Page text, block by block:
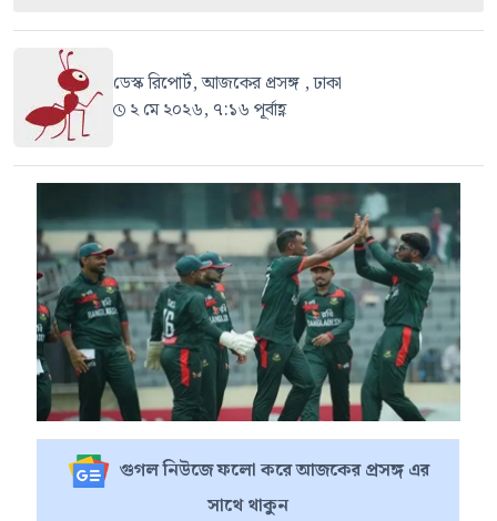
ডেস্ক রিপোর্ট, আজকের প্রসঙ্গ , ঢাকা
২ মে ২০২৬, ৭:১৬ পূর্বাহ্ণ
গুগল নিউজে ফলো করে আজকের প্রসঙ্গ এর
সাথে থাকুন